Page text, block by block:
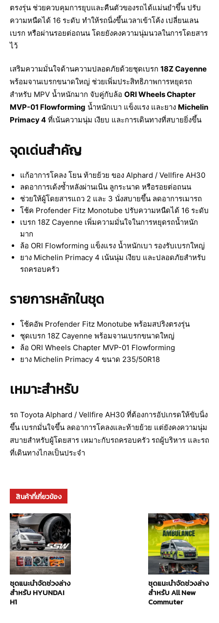
ตรงรุ่น ช่วยควบคุมการยุบและคืนตัวของรถได้แม่นยำขึ้น ปรับ
ความหนืดได้ 16 ระดับ ทำให้รถนิ่งขึ้นเวลาเข้าโค้ง เปลี่ยนเลน
เบรก หรือผ่านรอยต่อถนน โดยยังคงความนุ่มนวลในการโดยสาร
ไว้
เสริมความมั่นใจด้านความปลอดภัยด้วยชุดเบรก 18Z Cayenne
พร้อมจานเบรกขนาดใหญ่ ช่วยเพิ่มประสิทธิภาพการหยุดรถ
สำหรับ MPV น้ำหนักมาก จับคู่กับล้อ ORI Wheels Chapter
MVP-01 Flowforming น้ำหนักเบา แข็งแรง และยาง Michelin
Primacy 4 ที่เน้นความนุ่ม เงียบ และการเดินทางที่สบายยิ่งขึ้น
จุดเด่นสำคัญ
แก้อาการโคลง โยน ท้ายย้วย ของ Alphard / Vellfire AH30
ลดอาการเด้งซ้ำหลังผ่านเนิน ลูกระนาด หรือรอยต่อถนน
ช่วยให้ผู้โดยสารแถว 2 และ 3 นั่งสบายขึ้น ลดอาการเมารถ
โช้ค Profender Fitz Monotube ปรับความหนืดได้ 16 ระดับ
เบรก 18Z Cayenne เพิ่มความมั่นใจในการหยุดรถน้ำหนัก
มาก
ล้อ ORI Flowforming แข็งแรง น้ำหนักเบา รองรับเบรกใหญ่
ยาง Michelin Primacy 4 เน้นนุ่ม เงียบ และปลอดภัยสำหรับ
รถครอบครัว
รายการหลักในชุด
โช้คอัพ Profender Fitz Monotube พร้อมสปริงตรงรุ่น
ชุดเบรก 18Z Cayenne พร้อมจานเบรกขนาดใหญ่
ล้อ ORI Wheels Chapter MVP-01 Flowforming
ยาง Michelin Primacy 4 ขนาด 235/50R18
เหมาะสำหรับ
รถ Toyota Alphard / Vellfire AH30 ที่ต้องการอัปเกรดให้ขับนิ่ง
ขึ้น เบรกมั่นใจขึ้น ลดอาการโคลงและท้ายย้วย แต่ยังคงความนุ่ม
สบายสำหรับผู้โดยสาร เหมาะกับรถครอบครัว รถผู้บริหาร และรถ
ที่เดินทางไกลเป็นประจำ
สินค้าที่เกี่ยวข้อง
ชุดแนะนำจัดช่วงล่าง
สำหรับ HYUNDAI
H1
ชุดแนะนำจัดช่วงล่าง
สำหรับ All New
Commuter